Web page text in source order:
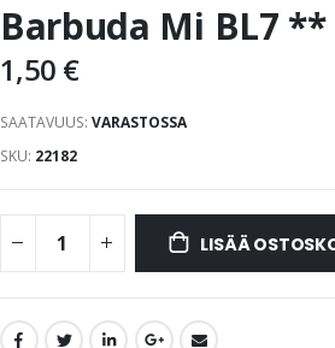
Barbuda Mi BL7 **
1,50 €
SAATAVUUS: VARASTOSSA
SKU 22182
LISÄÄ